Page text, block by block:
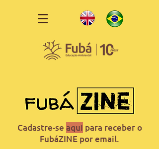
Cadastre-se aqui para receber o
FubáZINE por email.